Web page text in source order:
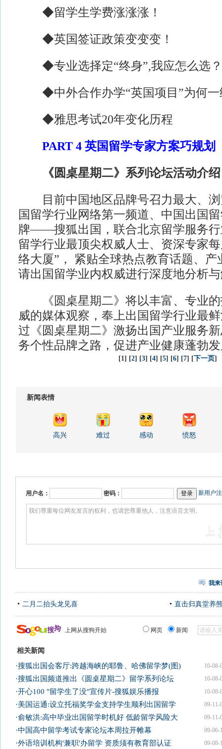
◆留学生学费涨涨涨！
◆英国签证政策变变变！
◆专业选择定“终身”,我应怎么选？
◆中外合作办学“英国项目”为何一
◆雅思考试20年变化历程
PART 4 英国留学专家方案巧规划
《圆桌星期二》系列论坛活动介绍
目前中国地区品牌号召力最大、浏
国留学行业网络第一频道、中国出国
牌——搜狐出国，联合北京留学服务行
留学行业最顶尖权威人士、资深专家
络大厦”， 紧贴全球热点教育话题、产
请出国留学业内权威进行深度地分析
《圆桌星期二》将以丰富、专业的
威的媒体观察，奉上出国留学行业最
过《圆桌星期二》激扬出国产业服务
务个性品牌之路，促进产业健康蓬勃
[1] [2] [3] [4] [5] [6] [7] [下一页]
新闻表情
高兴 难过 感动 愤怒
用户名： 密码： 新用户
我来
二月二抬头龙见喜 直击归真堂养
上网从搜狗开始 网页 新闻
相关新闻
10-08-
·搜狐出国会客厅:跨越海峡的耶鲁、哈佛留学梦(图)
10-08-
·搜狐出国频道推出《圆桌星期二》留学系列论坛
10-08-
·开心100 "留学生了没"宣传片-搜狐娱乐播报
09-11-
·美国运通:设立托福奖学金支持学生顺利出国留学
09-11-
·俞敏洪:高中毕业出国留学时机好 低龄留学风险大
09-06-
·中国高中留学考试专家论坛本周拉开帷幕
09-08-
·外语培训机构'兼职'办留学 资质须有教育部认证